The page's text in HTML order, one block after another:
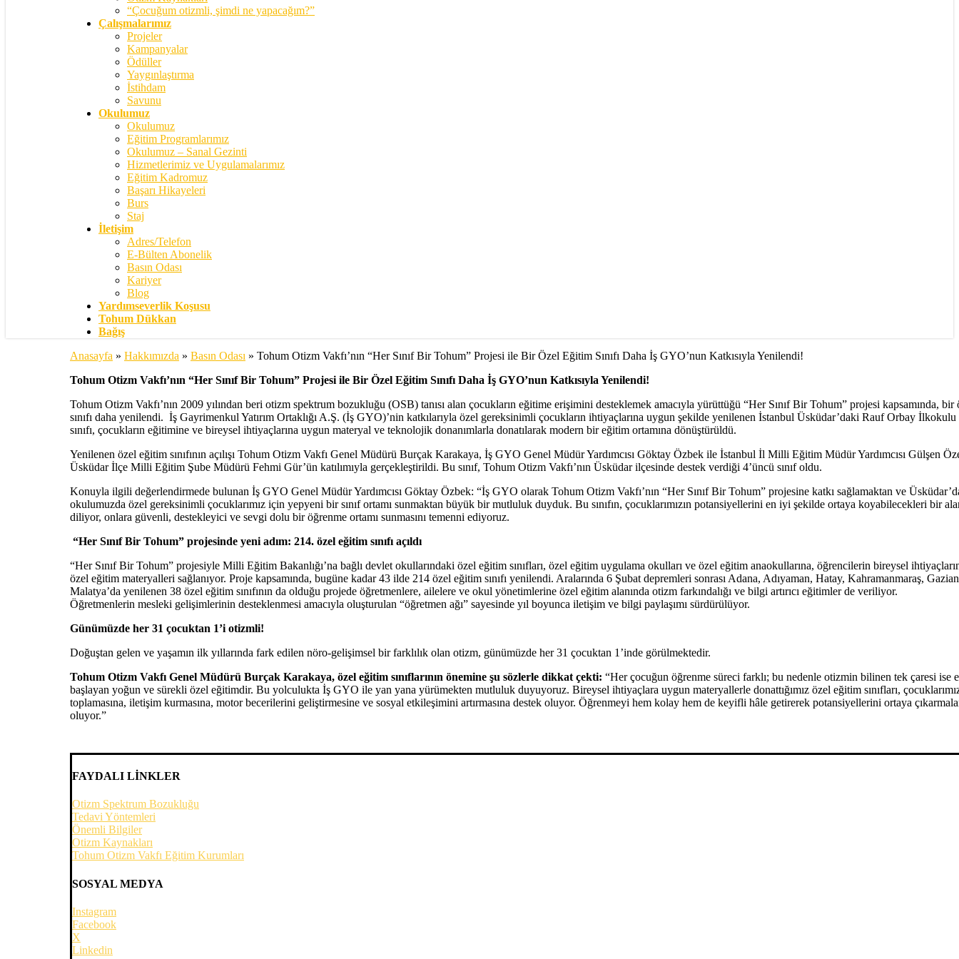
“Çocuğum otizmli, şimdi ne yapacağım?”
Çalışmalarımız
Projeler
Kampanyalar
Ödüller
Yaygınlaştırma
İstihdam
Savunu
Okulumuz
Okulumuz
Eğitim Programlarımız
Okulumuz – Sanal Gezinti
Hizmetlerimiz ve Uygulamalarımız
Eğitim Kadromuz
Başarı Hikayeleri
Burs
Staj
İletişim
Adres/Telefon
E-Bülten Abonelik
Basın Odası
Kariyer
Blog
Yardımseverlik Koşusu
Tohum Dükkan
Bağış
Anasayfa » Hakkımızda » Basın Odası » Tohum Otizm Vakfı’nın “Her Sınıf Bir Tohum” Projesi ile Bir Özel Eğitim Sınıfı Daha İş GYO’nun Katkısıyla Yenilendi!
Tohum Otizm Vakfı’nın “Her Sınıf Bir Tohum” Projesi ile Bir Özel Eğitim Sınıfı Daha İş GYO’nun Katkısıyla Yenilendi!
Tohum Otizm Vakfı’nın 2009 yılından beri otizm spektrum bozukluğu (OSB) tanısı alan çocukların eğitime erişimini desteklemek amacıyla yürüttüğü “Her Sınıf Bir Tohum” projesi kapsamında, bir
sınıfı daha yenilendi. İş Gayrimenkul Yatırım Ortaklığı A.Ş. (İş GYO)’nin katkılarıyla özel gereksinimli çocukların ihtiyaçlarına uygun şekilde yenilenen İstanbul Üsküdar’daki Rauf Orbay
sınıfı, çocukların eğitimine ve bireysel ihtiyaçlarına uygun materyal ve teknolojik donanımlarla donatılarak modern bir eğitim ortamına dönüştürüldü.
Yenilenen özel eğitim sınıfının açılışı Tohum Otizm Vakfı Genel Müdürü Burçak Karakaya, İş GYO Genel Müdür Yardımcısı Göktay Özbek ile İstanbul İl Milli Eğitim Müdür Yardımcısı Gülşen
Üsküdar İlçe Milli Eğitim Şube Müdürü Fehmi Gür’ün katılımıyla gerçekleştirildi. Bu sınıf, Tohum Otizm Vakfı’nın Üsküdar ilçesinde destek verdiği 4’üncü sınıf oldu.
Konuyla ilgili değerlendirmede bulunan İş GYO Genel Müdür Yardımcısı Göktay Özbek: “İş GYO olarak Tohum Otizm Vakfı’nın “Her Sınıf Bir Tohum” projesine katkı sağlamaktan ve
okulumuzda özel gereksinimli çocuklarımız için yepyeni bir sınıf ortamı sunmaktan büyük bir mutluluk duyduk. Bu sınıfın, çocuklarımızın potansiyellerini en iyi şekilde ortaya koyabilecekleri bir
diliyor, onlara güvenli, destekleyici ve sevgi dolu bir öğrenme ortamı sunmasını temenni ediyoruz.
“Her Sınıf Bir Tohum” projesinde yeni adım: 214. özel eğitim sınıfı açıldı
“Her Sınıf Bir Tohum” projesiyle Milli Eğitim Bakanlığı’na bağlı devlet okullarındaki özel eğitim sınıfları, özel eğitim uygulama okulları ve özel eğitim anaokullarına, öğrencilerin bireysel
özel eğitim materyalleri sağlanıyor. Proje kapsamında, bugüne kadar 43 ilde 214 özel eğitim sınıfı yenilendi. Aralarında 6 Şubat depremleri sonrası Adana, Adıyaman, Hatay, Kahramanmaraş,
Malatya’da yenilenen 38 özel eğitim sınıfının da olduğu projede öğretmenlere, ailelere ve okul yönetimlerine özel eğitim alanında otizm farkındalığı ve bilgi artırıcı eğitimler de veriliyor.
Öğretmenlerin mesleki gelişimlerinin desteklenmesi amacıyla oluşturulan “öğretmen ağı” sayesinde yıl boyunca iletişim ve bilgi paylaşımı sürdürülüyor.
Günümüzde her 31 çocuktan 1’i otizmli!
Doğuştan gelen ve yaşamın ilk yıllarında fark edilen nöro-gelişimsel bir farklılık olan otizm, günümüzde her 31 çocuktan 1’inde görülmektedir.
Tohum Otizm Vakfı Genel Müdürü Burçak Karakaya, özel eğitim sınıflarının önemine şu sözlerle dikkat çekti: “Her çocuğun öğrenme süreci farklı; bu nedenle otizmin bilinen tek çaresi ise
başlayan yoğun ve sürekli özel eğitimdir. Bu yolculukta İş GYO ile yan yana yürümekten mutluluk duyuyoruz. Bireysel ihtiyaçlara uygun materyallerle donattığımız özel eğitim sınıfları,
toplamasına, iletişim kurmasına, motor becerilerini geliştirmesine ve sosyal etkileşimini artırmasına destek oluyor. Öğrenmeyi hem kolay hem de keyifli hâle getirerek potansiyellerini ortaya
oluyor.”
FAYDALI LİNKLER
Otizm Spektrum Bozukluğu
Tedavi Yöntemleri
Önemli Bilgiler
Otizm Kaynakları
Tohum Otizm Vakfı Eğitim Kurumları
SOSYAL MEDYA
Instagram
Facebook
X
Linkedin